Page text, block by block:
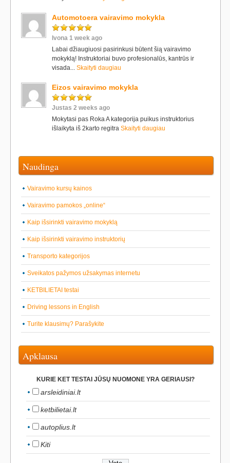
Automotoera vairavimo mokykla
Ivona 1 week ago
Labai džiaugiuosi pasirinkusi būtent šią vairavimo
mokyklą! Instruktoriai buvo profesionalūs, kantrūs ir
visada... Skaityti daugiau
Eizos vairavimo mokykla
Justas 2 weeks ago
Mokytasi pas Roka A kategorija puikus instruktorius
išlaikyta iš 2karto regitra Skaityti daugiau
Naudinga
Vairavimo kursų kainos
Vairavimo pamokos „online“
Kaip išsirinkti vairavimo mokyklą
Kaip išsirinkti vairavimo instruktorių
Transporto kategorijos
Sveikatos pažymos užsakymas internetu
KETBILIETAI testai
Driving lessons in English
Turite klausimų? Parašykite
Apklausa
KURIE KET TESTAI JŪSŲ NUOMONE YRA GERIAUSI?
arsleidiniai.lt
ketbilietai.lt
autoplius.lt
Kiti